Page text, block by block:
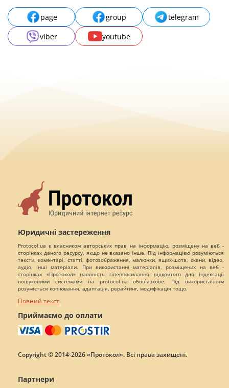
page group
telegram
viber
youtube
Юридичні застереження
Protocol.ua є власником авторських прав на інформацію, розміщену на веб -
сторінках даного ресурсу, якщо не вказано інше. Під інформацією розуміються
тексти, коментарі, статті, фотозображення, малюнки, ящик-шота, скани, відео,
аудіо, інші матеріали. При використанні матеріалів, розміщених на веб -
сторінках «Протокол» наявність гіперпосилання відкритого для індексації
пошуковими системами на protocol.ua обов`язкове. Під використанням
розуміється копіювання, адаптація, рерайтинг, модифікація тощо.
Повний текст
Приймаємо до оплати
Copyright © 2014-2026 «Протокол». Всі права захищені.
Партнери